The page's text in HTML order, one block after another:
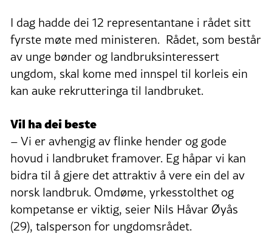
I dag hadde dei 12 representantane i rådet sitt
fyrste møte med ministeren. Rådet, som består
av unge bønder og landbruksinteressert
ungdom, skal kome med innspel til korleis ein
kan auke rekrutteringa til landbruket.
Vil ha dei beste
– Vi er avhengig av flinke hender og gode
hovud i landbruket framover. Eg håpar vi kan
bidra til å gjere det attraktiv å vere ein del av
norsk landbruk. Omdøme, yrkesstolthet og
kompetanse er viktig, seier Nils Håvar Øyås
(29), talsperson for ungdomsrådet.